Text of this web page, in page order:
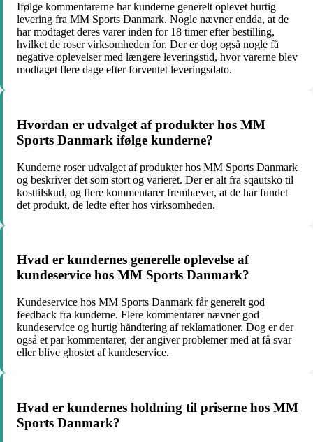
Ifølge kommentarerne har kunderne generelt oplevet hurtig
levering fra MM Sports Danmark. Nogle nævner endda, at de
har modtaget deres varer inden for 18 timer efter bestilling,
hvilket de roser virksomheden for. Der er dog også nogle få
negative oplevelser med længere leveringstid, hvor varerne blev
modtaget flere dage efter forventet leveringsdato.
Hvordan er udvalget af produkter hos MM
Sports Danmark ifølge kunderne?
Kunderne roser udvalget af produkter hos MM Sports Danmark
og beskriver det som stort og varieret. Der er alt fra sqautsko til
kosttilskud, og flere kommentarer fremhæver, at de har fundet
det produkt, de ledte efter hos virksomheden.
Hvad er kundernes generelle oplevelse af
kundeservice hos MM Sports Danmark?
Kundeservice hos MM Sports Danmark får generelt god
feedback fra kunderne. Flere kommentarer nævner god
kundeservice og hurtig håndtering af reklamationer. Dog er der
også et par kommentarer, der angiver problemer med at få svar
eller blive ghostet af kundeservice.
Hvad er kundernes holdning til priserne hos MM
Sports Danmark?